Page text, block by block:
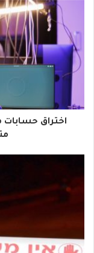
د
ا
إ
ل
ر
اختراق حسابات